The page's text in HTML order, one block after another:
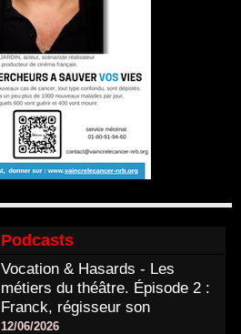
Podcasts
Vocation & Hasards - Les
métiers du théâtre. Épisode 2 :
Franck, régisseur son
12/06/2026